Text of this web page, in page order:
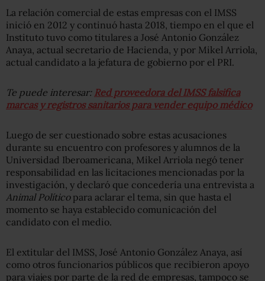
La relación comercial de estas empresas con el IMSS
inició en 2012 y continuó hasta 2018, tiempo en el que el
Instituto tuvo como titulares a José Antonio González
Anaya, actual secretario de Hacienda, y por Mikel Arriola,
actual candidato a la jefatura de gobierno por el PRI.
Te puede interesar: Red proveedora del IMSS falsifica
marcas y registros sanitarios para vender equipo médico
Luego de ser cuestionado sobre estas acusaciones
durante su encuentro con profesores y alumnos de la
Universidad Iberoamericana, Mikel Arriola negó tener
responsabilidad en las licitaciones mencionadas por la
investigación, y declaró que concedería una entrevista a
Animal Políticopara aclarar el tema, sin que hasta el
momento se haya establecido comunicación del
candidato con el medio.
El extitular del IMSS, José Antonio González Anaya, así
como otros funcionarios públicos que recibieron apoyo
para viajes por parte de la red de empresas, tampoco se